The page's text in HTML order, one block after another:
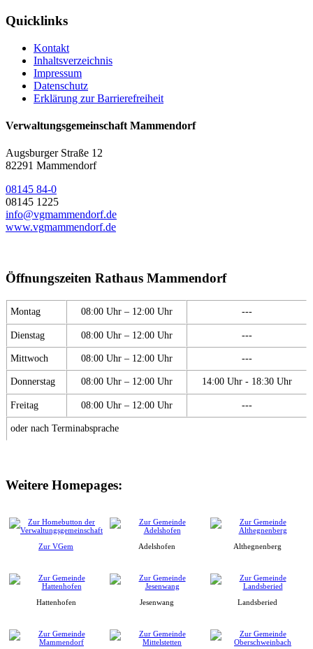
Quicklinks
Kontakt
Inhaltsverzeichnis
Impressum
Datenschutz
Erklärung zur Barrierefreiheit
Verwaltungsgemeinschaft Mammendorf
Augsburger Straße 12
82291 Mammendorf
08145 84-0
08145 1225
info@vgmammendorf.de
www.vgmammendorf.de
Öffnungszeiten Rathaus Mammendorf
Montag 08:00 Uhr – 12:00 Uhr ---
Dienstag 08:00 Uhr – 12:00 Uhr ---
Mittwoch 08:00 Uhr – 12:00 Uhr ---
Donnerstag 08:00 Uhr – 12:00 Uhr 14:00 Uhr - 18:30 Uhr
Freitag 08:00 Uhr – 12:00 Uhr ---
oder nach Terminabsprache
Weitere Homepages:
Zur VGem Adelshofen Althegnenberg
Hattenhofen Jesenwang Landsberied